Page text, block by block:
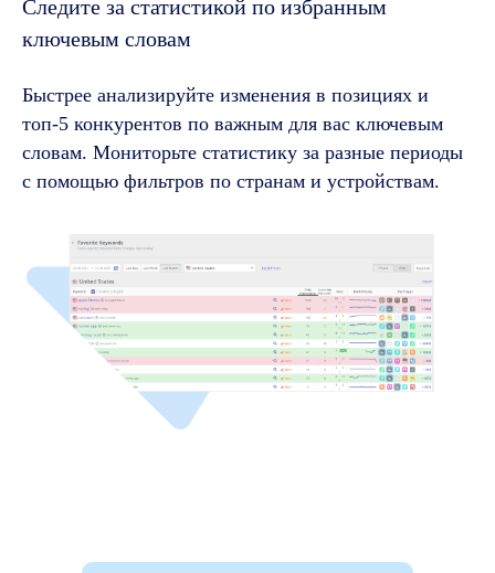
Следите за статистикой по избранным
ключевым словам
Быстрее анализируйте изменения в позициях и
топ-5 конкурентов по важным для вас ключевым
словам. Мониторьте статистику за разные периоды
с помощью фильтров по странам и устройствам.